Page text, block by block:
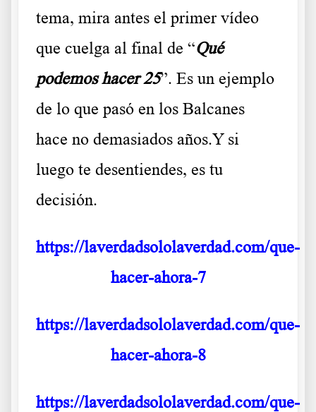
tema, mira antes el primer vídeo
que cuelga al final de “Qué
podemos hacer 25”. Es un ejemplo
de lo que pasó en los Balcanes
hace no demasiados años.Y si
luego te desentiendes, es tu
decisión.
https://laverdadsololaverdad.com/que-
hacer-ahora-7
https://laverdadsololaverdad.com/que-
hacer-ahora-8
https://laverdadsololaverdad.com/que-